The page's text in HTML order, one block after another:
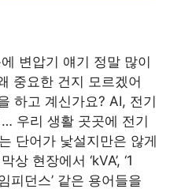
변압기 얘기 정말 많이
중요한 건지 모르겠어
하고 계신가요? AI, 전기
우리 생활 곳곳에 전기
단어가 낯설지만은 않게
현장에서 ‘kVA’, ‘1
피던스’ 같은 용어들을